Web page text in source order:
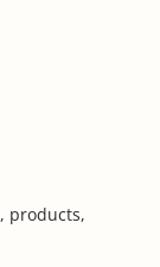
, products,